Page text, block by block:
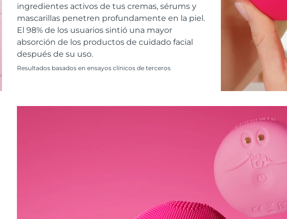
ingredientes activos de tus cremas, sérums y
mascarillas penetren profundamente en la piel.
El 98% de los usuarios sintió una mayor
absorción de los productos de cuidado facial
después de su uso.
Resultados basados en ensayos clínicos de terceros